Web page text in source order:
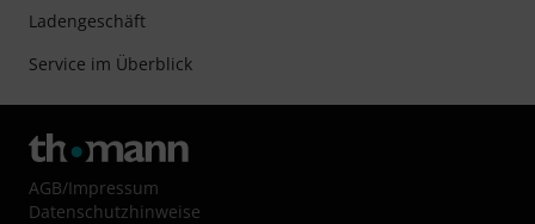
Ladengeschäft
Service im Überblick
AGB/Impressum
Datenschutzhinweise